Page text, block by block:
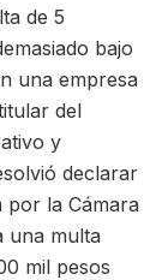
de 5
bajo
una empresa
del
y
declarar
por la Cámara
una multa
mil pesos